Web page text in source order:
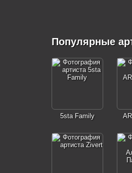
Популярные
5sta Family